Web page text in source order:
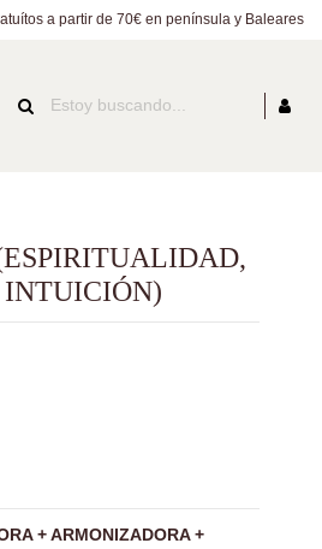
a partir de 70€ en península y Baleares
+ ARMONIZADORA +